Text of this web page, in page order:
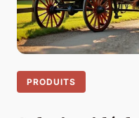
PRODUITS